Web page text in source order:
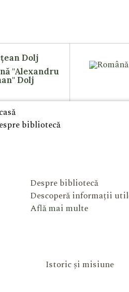
Dolj
"Alexandru
Dolj
bibliotecă
Despre bibliotecă
Descoperă informații
Află mai multe
Istoric și misiune